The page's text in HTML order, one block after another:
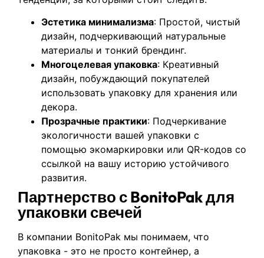
Эстетика минимализма: Простой, чистый
дизайн, подчеркивающий натуральные
материалы и тонкий брендинг.
Многоцелевая упаковка: Креативный
дизайн, побуждающий покупателей
использовать упаковку для хранения или
декора.
Прозрачные практики: Подчеркивание
экологичности вашей упаковки с
помощью экомаркировки или QR-кодов со
ссылкой на вашу историю устойчивого
развития.
Партнерство с BonitoPak для
упаковки свечей
В компании BonitoPak мы понимаем, что
упаковка - это не просто контейнер, а